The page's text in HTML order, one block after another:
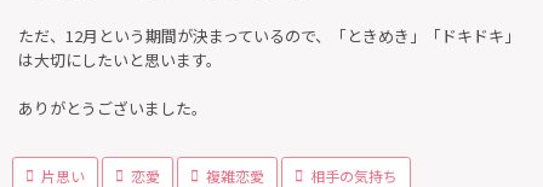
ただ、12月という期間が決まっているので、「ときめき」「ドキドキ」
は大切にしたいと思います。
ありがとうございました。
片思い 恋愛 複雑恋愛 相手の気持ち